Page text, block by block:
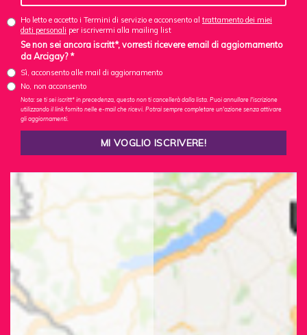
Ho letto e accetto i Termini di servizio e acconsento al trattamento dei miei
dati personali per iscrivermi alla mailing list
Se non sei ancora iscritt*, vorresti ricevere email di aggiornamento
da Arcigay? *
Sì, acconsento alle mail di aggiornamento
No, non acconsento
Nota: se ti sei iscritt* in precedenza, questo non ti cancellerà dalla lista. Puoi annullare l'iscrizione
utilizzando il link fornito nelle e-mail che ricevi. Potrai sempre completare un'azione senza attivare
gli aggiornamenti.